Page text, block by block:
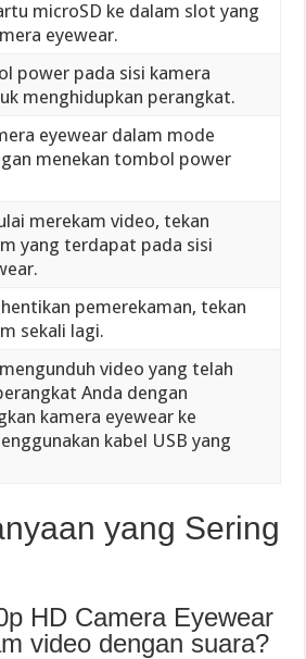
microSD ke dalam slot yang
eyewear.
power pada sisi kamera
menghidupkan perangkat.
eyewear dalam mode
menekan tombol power
merekam video, tekan
yang terdapat pada sisi
pemerekaman, tekan
sekali lagi.
video yang telah
Anda dengan
kamera eyewear ke
kabel USB yang
yang Sering
HD Camera Eyewear
video dengan suara?